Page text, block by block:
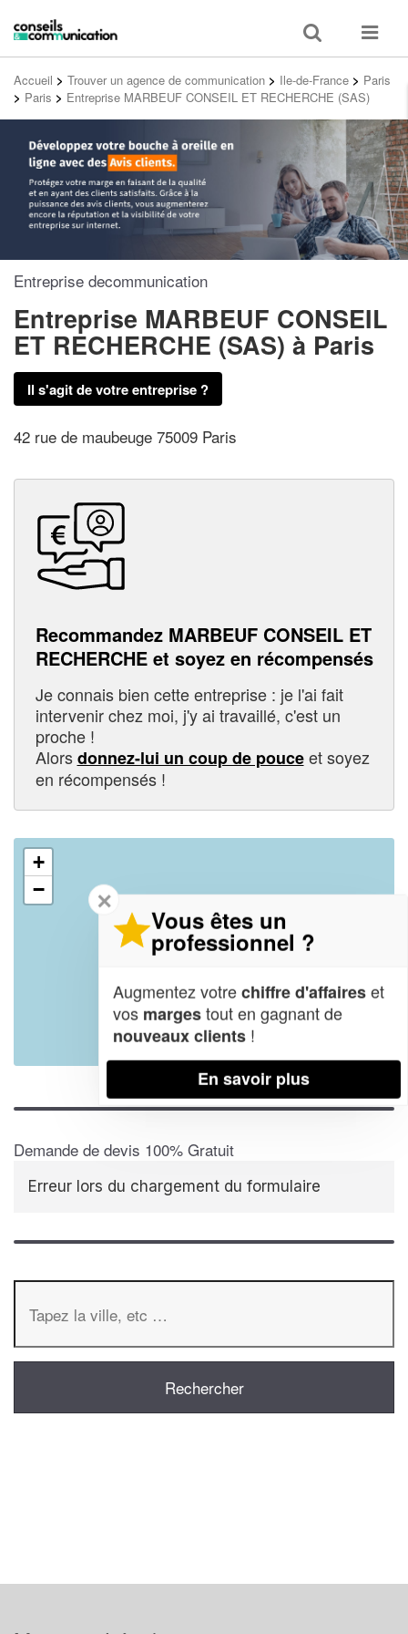
Toggle
search
Toggle
Accueil > Trouver un agence de communication > Ile-de-France > Paris
> Paris > Entreprise MARBEUF CONSEIL ET RECHERCHE (SAS)
Entreprise decommunication
Entreprise MARBEUF CONSEIL
ET RECHERCHE (SAS) à Paris
Il s'agit de votre entreprise ?
42 rue de maubeuge 75009 Paris
Recommandez MARBEUF CONSEIL ET
RECHERCHE et soyez en récompensés
Je connais bien cette entreprise : je l'ai fait
intervenir chez moi, j'y ai travaillé, c'est un
proche !
Alorsdonnez-lui un coup de pouceet soyez
en récompensés !
+
−
Leaflet| Map data ©OpenStreetMap contributors,CC-BY-SA
Demande de devis 100% Gratuit
Erreur lors du chargement du formulaire
✕
Vous êtes un
professionnel ?
Augmentez votrechiffre d'affaireset
vos margestout en gagnant de
nouveaux clients !
En savoir plus